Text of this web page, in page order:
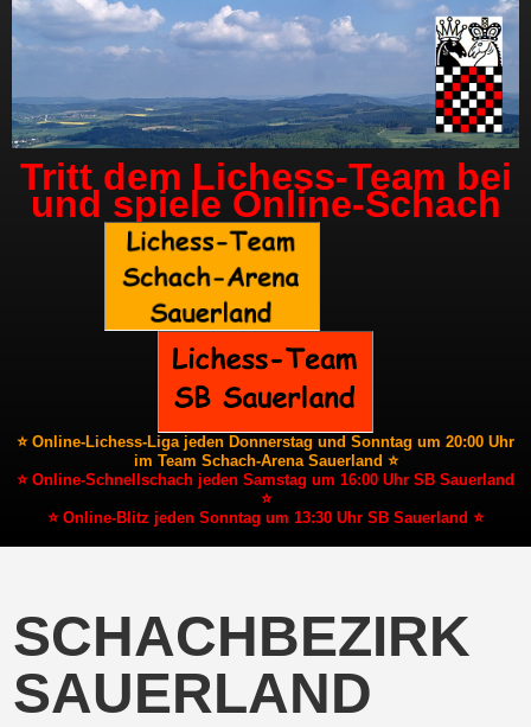
Tritt dem Lichess-Team bei
und spiele Online-Schach
⭐ Online-Lichess-Liga jeden Donnerstag und Sonntag um 20:00 Uhr
im Team Schach-Arena Sauerland ⭐
⭐ Online-Schnellschach jeden Samstag um 16:00 Uhr SB Sauerland
⭐
⭐ Online-Blitz jeden Sonntag um 13:30 Uhr SB Sauerland ⭐
SCHACHBEZIRK
SAUERLAND